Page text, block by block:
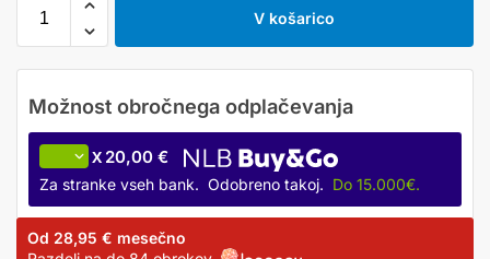
V košarico
X 20,00 €
Za stranke vseh bank. Odobreno takoj. Do 15.000€.
Od 28,95 € mesečno